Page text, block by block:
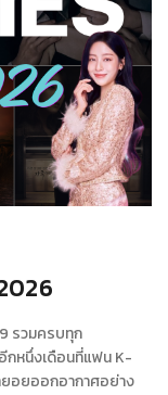
รวมครบทุก
กหนึ่งเดือนที่แฟน K-
ยอยออกอากาศอย่าง